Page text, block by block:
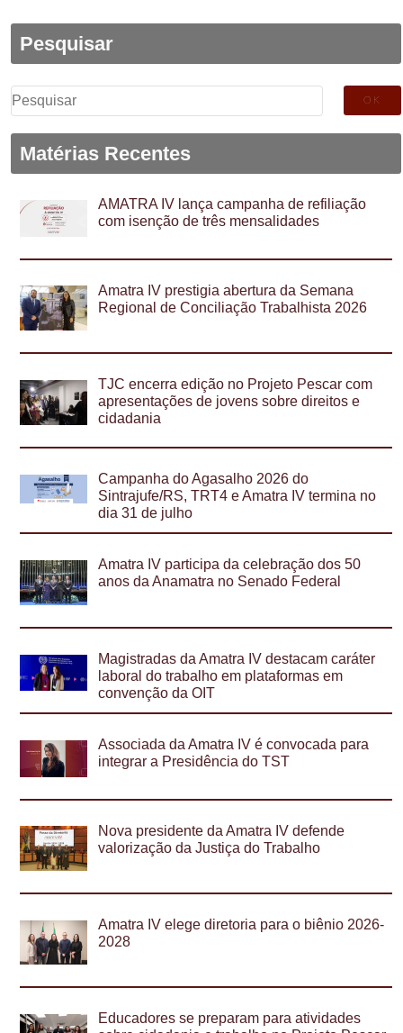
Pesquisar
Pesquisar
por:
Matérias Recentes
AMATRA IV lança campanha de refiliação
com isenção de três mensalidades
Amatra IV prestigia abertura da Semana
Regional de Conciliação Trabalhista 2026
TJC encerra edição no Projeto Pescar com
apresentações de jovens sobre direitos e
cidadania
Campanha do Agasalho 2026 do
Sintrajufe/RS, TRT4 e Amatra IV termina no
dia 31 de julho
Amatra IV participa da celebração dos 50
anos da Anamatra no Senado Federal
Magistradas da Amatra IV destacam caráter
laboral do trabalho em plataformas em
convenção da OIT
Associada da Amatra IV é convocada para
integrar a Presidência do TST
Nova presidente da Amatra IV defende
valorização da Justiça do Trabalho
Amatra IV elege diretoria para o biênio 2026-
2028
Educadores se preparam para atividades